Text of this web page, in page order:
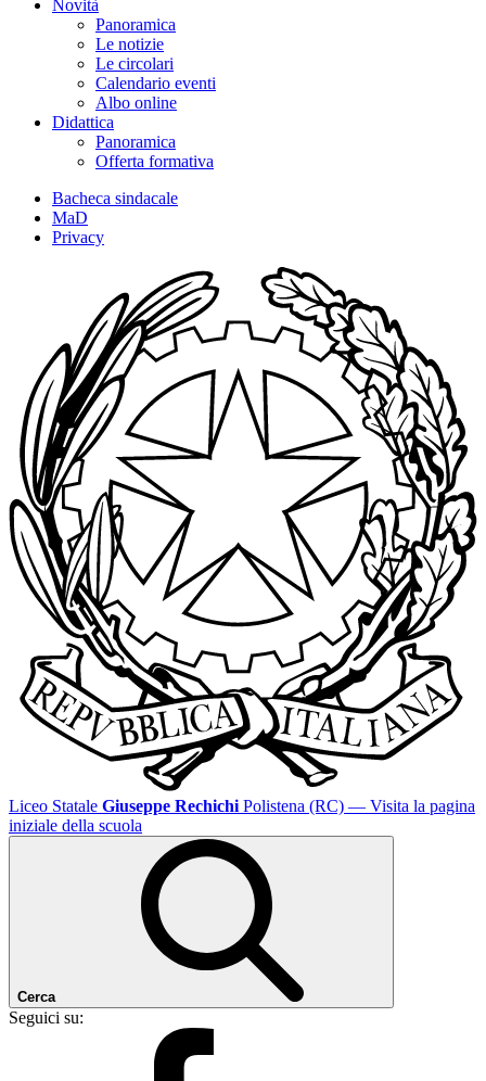
Novità
Panoramica
Le notizie
Le circolari
Calendario eventi
Albo online
Didattica
Panoramica
Offerta formativa
Bacheca sindacale
MaD
Privacy
Liceo Statale Giuseppe Rechichi Polistena (RC) — Visita la pagina
iniziale della scuola
Cerca
Seguici su: